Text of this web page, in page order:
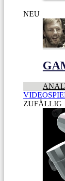
NEU
ZUFÄLLIG